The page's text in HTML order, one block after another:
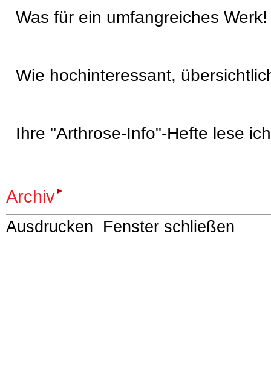
Was für ein umfangreiches
Wie hochinteressant,
Ihre "Arthrose-Info"-Hefte lese
Archiv
Ausdrucken Fenster schließen